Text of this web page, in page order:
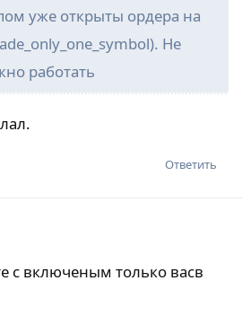
уже открыты ордера на
Не
работать
Ответить
с включеным только васв